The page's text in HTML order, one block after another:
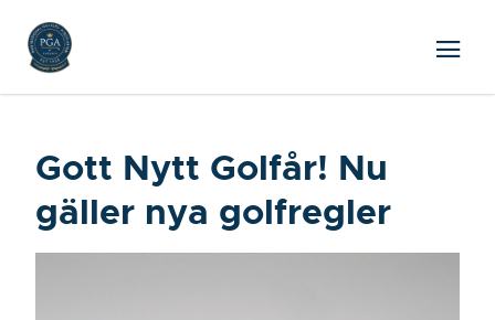
Gott Nytt Golfår! Nu
gäller nya golfregler